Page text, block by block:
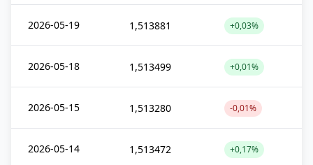
2026-05-19 1,513881 +0,03%
2026-05-18 1,513499 +0,01%
2026-05-15 1,513280 -0,01%
2026-05-14 1,513472 +0,17%